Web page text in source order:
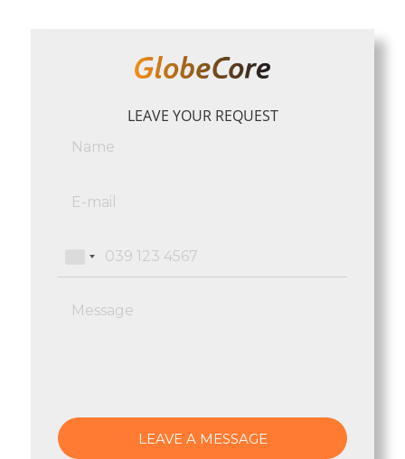
LEAVE YOUR REQUEST